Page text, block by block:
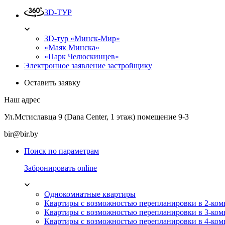
3D-ТУР
3D-тур «Минск-Мир»
«Маяк Минска»
«Парк Челюскинцев»
Электронное заявление застройщику
Оставить заявку
Наш адрес
Ул.Мстиславца 9 (Dana Center, 1 этаж) помещение 9-3
bir@bir.by
Поиск по параметрам
Забронировать online
Однокомнатные квартиры
Квартиры с возможностью перепланировки в 2-
Квартиры с возможностью перепланировки в 3-
Квартиры с возможностью перепланировки в 4-